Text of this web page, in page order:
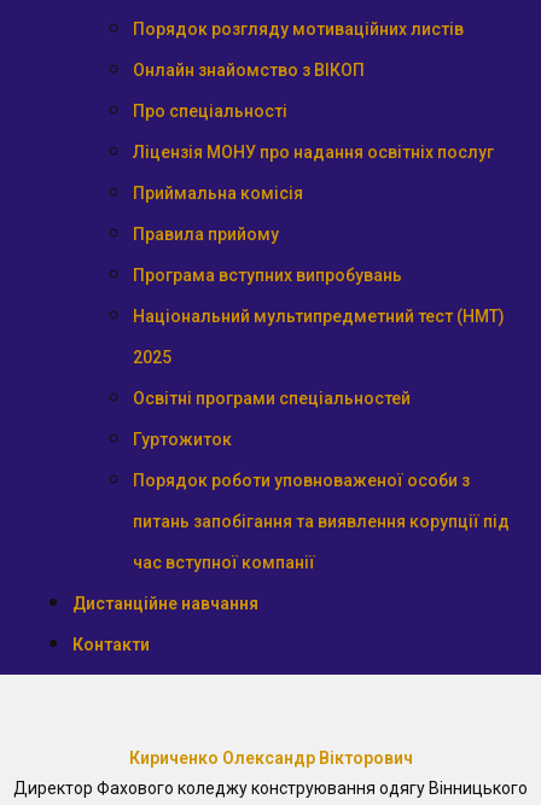
Порядок розгляду мотиваційних листів
Онлайн знайомство з ВІКОП
Про спеціальності
Ліцензія МОНУ про надання освітніх послуг
Приймальна комісія
Правила прийому
Програма вступних випробувань
Національний мультипредметний тест (НМТ)
2025
Освітні програми спеціальностей
Гуртожиток
Порядок роботи уповноваженої особи з
питань запобігання та виявлення корупції під
час вступної компанії
Дистанційне навчання
Контакти
Кириченко Олександр Вікторович
Директор Фахового коледжу конструювання одягу Вінницького